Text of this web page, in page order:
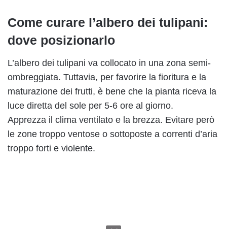
Come curare l’albero dei tulipani:
dove posizionarlo
L’albero dei tulipani va collocato in una zona semi-
ombreggiata. Tuttavia, per favorire la fioritura e la
maturazione dei frutti, è bene che la pianta riceva la
luce diretta del sole per 5-6 ore al giorno.
Apprezza il clima ventilato e la brezza. Evitare però
le zone troppo ventose o sottoposte a correnti d’aria
troppo forti e violente.